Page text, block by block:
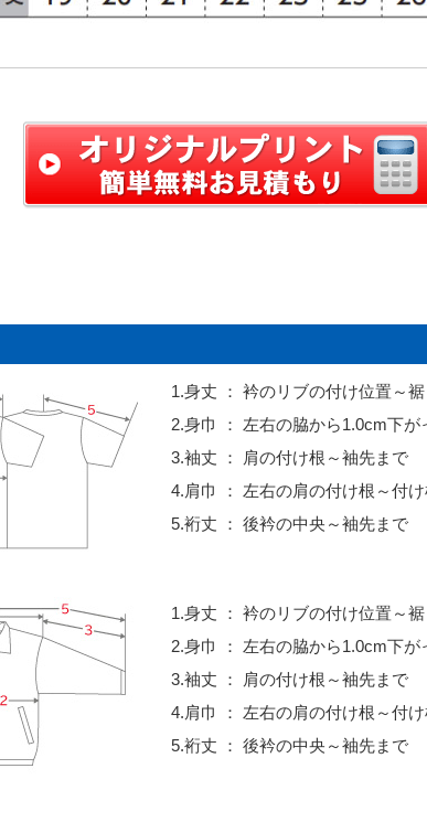
1.身丈 ： 衿のリブの付け位置～
2.身巾 ： 左右の脇から1.0cm下が
3.袖丈 ： 肩の付け根～袖先まで
4.肩巾 ： 左右の肩の付け根～付
5.裄丈 ： 後衿の中央～袖先まで
1.身丈 ： 衿のリブの付け位置～
2.身巾 ： 左右の脇から1.0cm下が
3.袖丈 ： 肩の付け根～袖先まで
4.肩巾 ： 左右の肩の付け根～付
5.裄丈 ： 後衿の中央～袖先まで